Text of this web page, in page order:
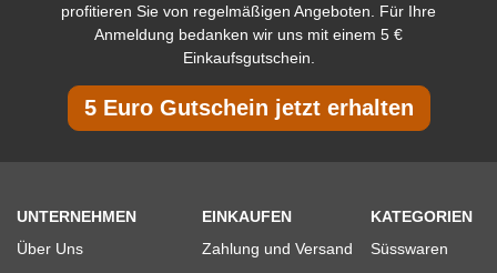
profitieren Sie von regelmäßigen Angeboten. Für Ihre
Anmeldung bedanken wir uns mit einem 5 €
Einkaufsgutschein.
5 Euro Gutschein jetzt erhalten
UNTERNEHMEN
Über Uns
EINKAUFEN
Zahlung und Versand
KATEGORIEN
Süsswaren